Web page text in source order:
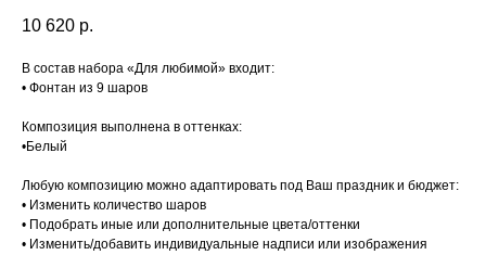
10 620 р.
В состав набора «Для любимой» входит:
• Фонтан из 9 шаров
Композиция выполнена в оттенках:
•Белый
Любую композицию можно адаптировать под Ваш праздник и бюджет:
• Изменить количество шаров
• Подобрать иные или дополнительные цвета/оттенки
• Изменить/добавить индивидуальные надписи или изображения